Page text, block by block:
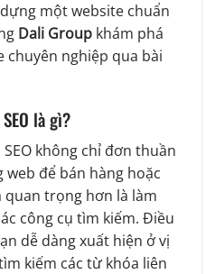
một website chuẩn
Dali Group khám phá
chuyên nghiệp qua bài
là gì?
không chỉ đơn thuần
để bán hàng hoặc
quan trọng hơn là làm
công cụ tìm kiếm. Điều
dễ dàng xuất hiện ở vị
kiếm các từ khóa liên